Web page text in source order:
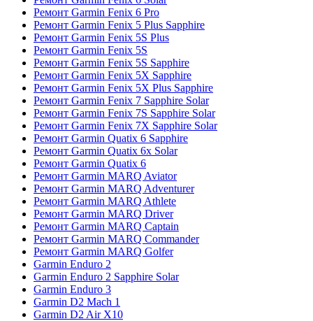
Ремонт Garmin Fenix 6 Pro
Ремонт Garmin Fenix 5 Plus Sapphire
Ремонт Garmin Fenix 5S Plus
Ремонт Garmin Fenix 5S
Ремонт Garmin Fenix 5S Sapphire
Ремонт Garmin Fenix 5X Sapphire
Ремонт Garmin Fenix 5X Plus Sapphire
Ремонт Garmin Fenix 7 Sapphire Solar
Ремонт Garmin Fenix 7S Sapphire Solar
Ремонт Garmin Fenix 7X Sapphire Solar
Ремонт Garmin Quatix 6 Sapphire
Ремонт Garmin Quatix 6x Solar
Ремонт Garmin Quatix 6
Ремонт Garmin MARQ Aviator
Ремонт Garmin MARQ Adventurer
Ремонт Garmin MARQ Athlete
Ремонт Garmin MARQ Driver
Ремонт Garmin MARQ Captain
Ремонт Garmin MARQ Commander
Ремонт Garmin MARQ Golfer
Garmin Enduro 2
Garmin Enduro 2 Sapphire Solar
Garmin Enduro 3
Garmin D2 Mach 1
Garmin D2 Air X10